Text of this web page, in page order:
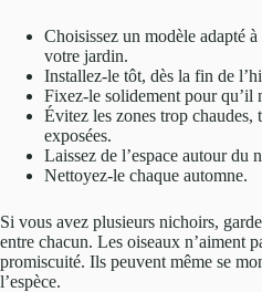
Choisissez un modèle adapté à
votre jardin.
Installez-le tôt, dès la fin de
Fixez-le solidement pour qu’il
Évitez les zones trop chaudes,
exposées.
Laissez de l’espace autour du
Nettoyez-le chaque automne.
Si vous avez plusieurs nichoirs,
entre chacun. Les oiseaux n’aiment
promiscuité. Ils peuvent même se
l’espèce.